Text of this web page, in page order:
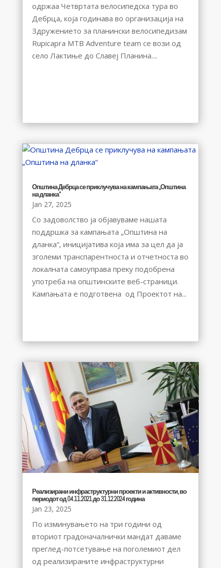
одржаа Четвртата велосипедска тура во
Дебрца, која годинава во организација на
Здружението за планински велосипедизам
Rupicapra MTB Adventure team се вози од
село Лактиње до Славеј Планина....
Општина Дебрца се приклучува на кампањата „Општина
на дланка“
Jan 27, 2025
Со задоволство ја објавуваме нашата
поддршка за кампањата „Општина на
дланка“, иницијатива која има за цел да ја
зголеми транспарентноста и отчетноста во
локалната самоуправа преку подобрена
употреба на општинските веб-страници.
Кампањата е подготвена од Проектот на...
Реализирани инфраструктурни проекти и активности, во
периодот од 04.11.2021 до 31.12.2024 година
Jan 23, 2025
По изминувањето на три години од
вториот градоначалнички мандат даваме
преглед-потсетување на поголемиот дел
од реализираните инфраструктурни